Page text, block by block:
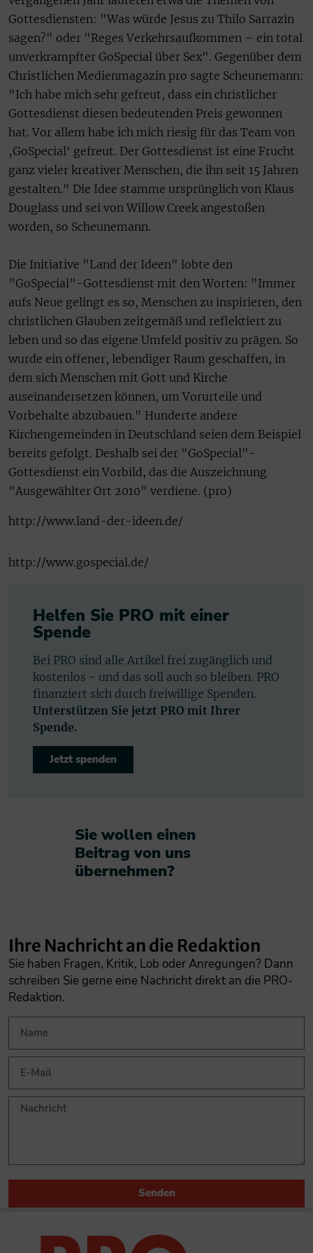
Gottesdiensten: "Was würde Jesus zu Thilo Sarrazin
sagen?" oder "Reges Verkehrsaufkommen – ein total
unverkrampfter GoSpecial über Sex". Gegenüber dem
Christlichen Medienmagazin pro sagte Scheunemann:
"Ich habe mich sehr gefreut, dass ein christlicher
Gottesdienst diesen bedeutenden Preis gewonnen
hat. Vor allem habe ich mich riesig für das Team von
‚GoSpecial‘ gefreut. Der Gottesdienst ist eine Frucht
ganz vieler kreativer Menschen, die ihn seit 15 Jahren
gestalten." Die Idee stamme ursprünglich von Klaus
Douglass und sei von Willow Creek angestoßen
worden, so Scheunemann.
Die Initiative "Land der Ideen" lobte den
"GoSpecial"-Gottesdienst mit den Worten: "Immer
aufs Neue gelingt es so, Menschen zu inspirieren, den
christlichen Glauben zeitgemäß und reflektiert zu
leben und so das eigene Umfeld positiv zu prägen. So
wurde ein offener, lebendiger Raum geschaffen, in
dem sich Menschen mit Gott und Kirche
auseinandersetzen können, um Vorurteile und
Vorbehalte abzubauen." Hunderte andere
Kirchengemeinden in Deutschland seien dem Beispiel
bereits gefolgt. Deshalb sei der "GoSpecial"-
Gottesdienst ein Vorbild, das die Auszeichnung
"Ausgewählter Ort 2010" verdiene. (pro)
http://www.land-der-ideen.de/
http://www.gospecial.de/
Helfen Sie PRO mit einer
Spende
Bei PRO sind alle Artikel frei zugänglich und
kostenlos - und das soll auch so bleiben. PRO
finanziert sich durch freiwillige Spenden.
Unterstützen Sie jetzt PRO mit Ihrer
Spende.
Jetzt spenden
Sie wollen einen
Beitrag von uns
übernehmen?​
Ihre Nachricht an die Redaktion
Sie haben Fragen, Kritik, Lob oder Anregungen? Dann
schreiben Sie gerne eine Nachricht direkt an die PRO-
Redaktion.
Senden